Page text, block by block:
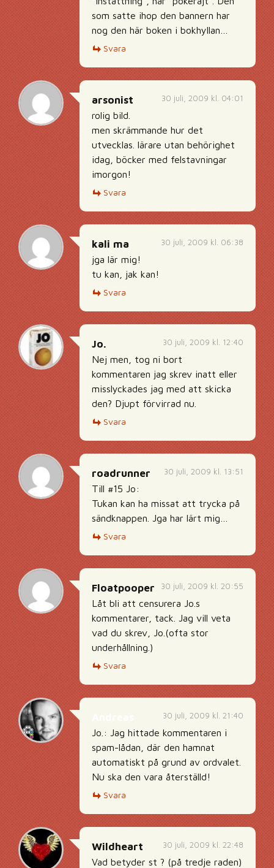
som satte ihop den bannern har
nog den här boken i bokhyllan…
Svara
30 juli, 2009 kl. 04:01
arsonist
rolig bild.
men skrämmande hur det
utvecklas. lärare utan behörighet
idag, böcker med felstavningar
imorgon!
Svara
30 juli, 2009 kl. 06:38
kali ma
jga lär mig!
tu kan, jak kan!
Svara
30 juli, 2009 kl. 12:40
Jo.
Nej men, tog ni bort
kommentaren jag skrev inatt eller
misslyckades jag med att skicka
den? Djupt förvirrad nu.
Svara
30 juli, 2009 kl. 13:51
roadrunner
Till #15 Jo:
Tukan kan ha missat att trycka på
sändknappen. Jga har lärt mig…
Svara
30 juli, 2009 kl. 20:55
Floatpooper
Låt bli att censurera Jo.s
kommentarer, tack. Jag vill veta
vad du skrev, Jo.(ofta stor
underhållning.)
Svara
30 juli, 2009 kl. 21:40
Jo.: Jag hittade kommentaren i
spam-lådan, där den hamnat
automatiskt på grund av ordvalet.
Nu ska den vara återställd!
Svara
30 juli, 2009 kl. 22:48
Wildheart
Vad betyder st ? (på tredje raden)